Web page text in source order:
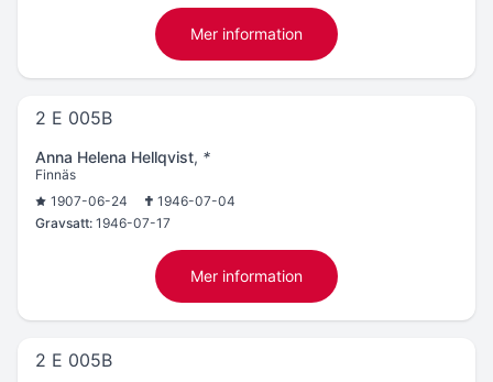
Mer information
2 E 005B
Anna Helena Hellqvist, *
Finnäs
1907-06-24
1946-07-04
Gravsatt: 1946-07-17
Mer information
2 E 005B